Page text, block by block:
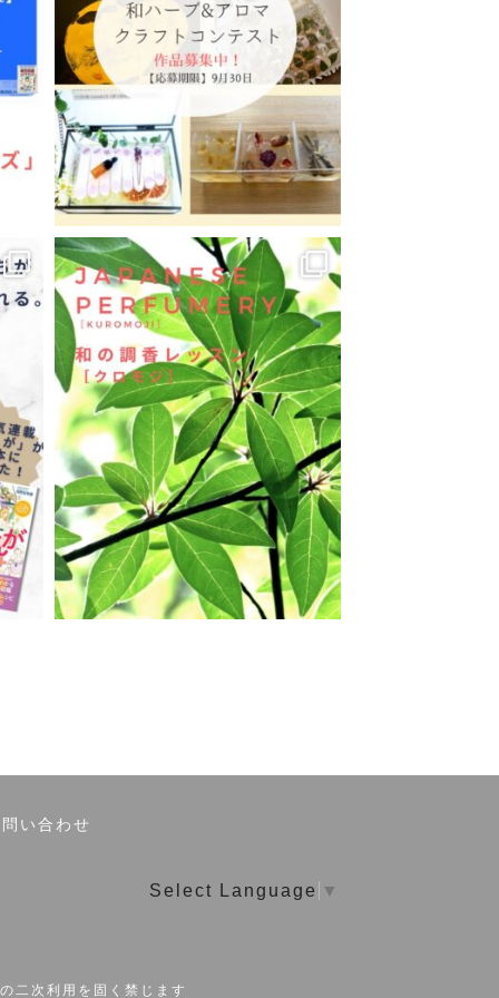
い合わせ
Select Language ▼
二次利用を固く禁じます